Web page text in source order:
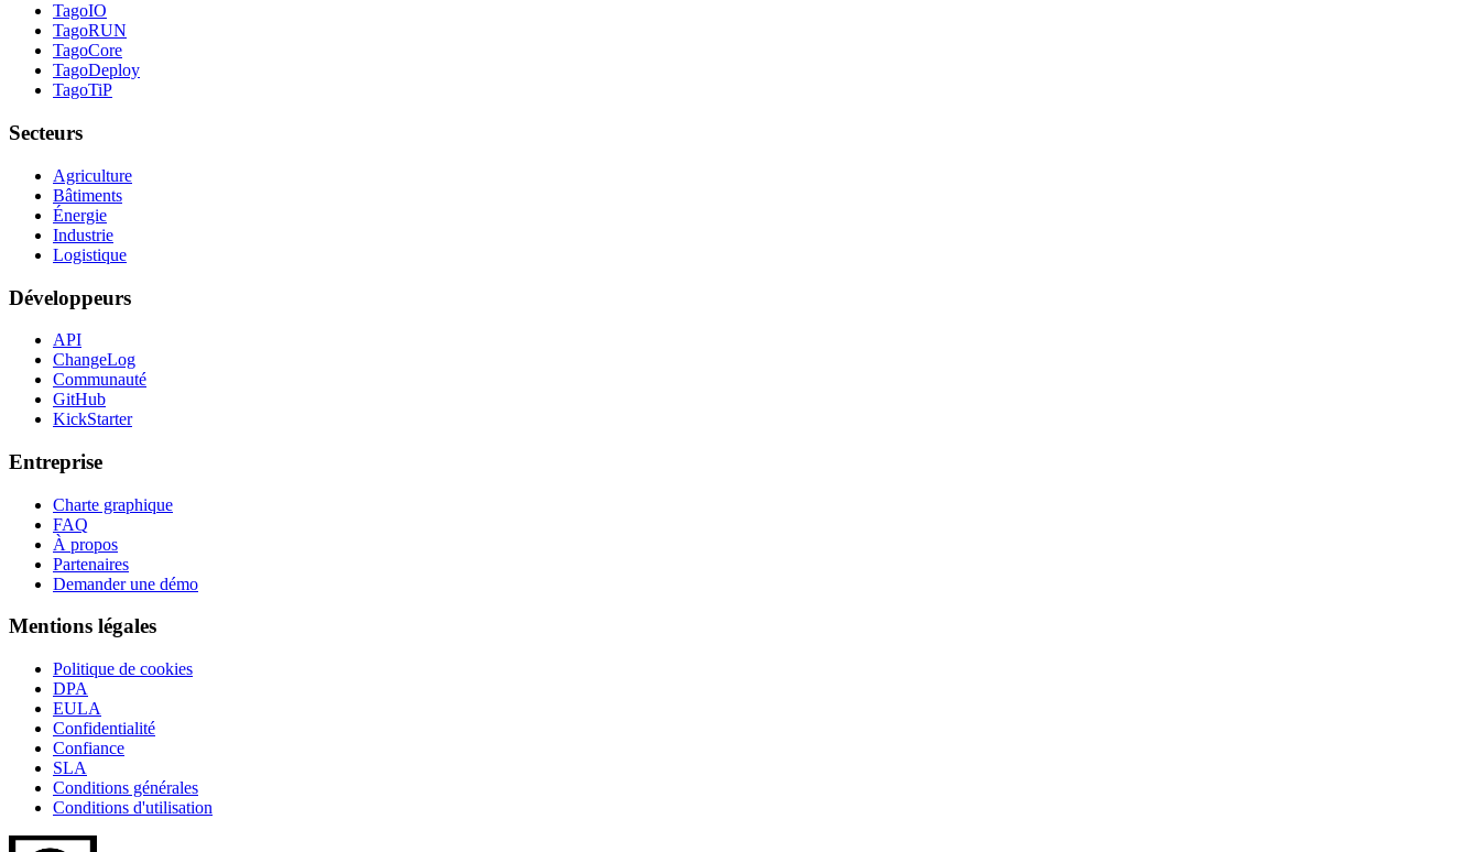
TagoIO
TagoRUN
TagoCore
TagoDeploy
TagoTiP
Secteurs
Agriculture
Bâtiments
Énergie
Industrie
Logistique
Développeurs
API
ChangeLog
Communauté
GitHub
KickStarter
Entreprise
Charte graphique
FAQ
À propos
Partenaires
Demander une démo
Mentions légales
Politique de cookies
DPA
EULA
Confidentialité
Confiance
SLA
Conditions générales
Conditions d'utilisation